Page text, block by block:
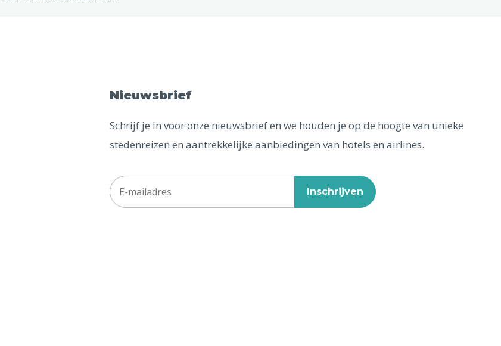
Nieuwsbrief
Schrijf je in voor onze nieuwsbrief en we houden je op de hoogte van unieke
stedenreizen en aantrekkelijke aanbiedingen van hotels en airlines.
Inschrijven